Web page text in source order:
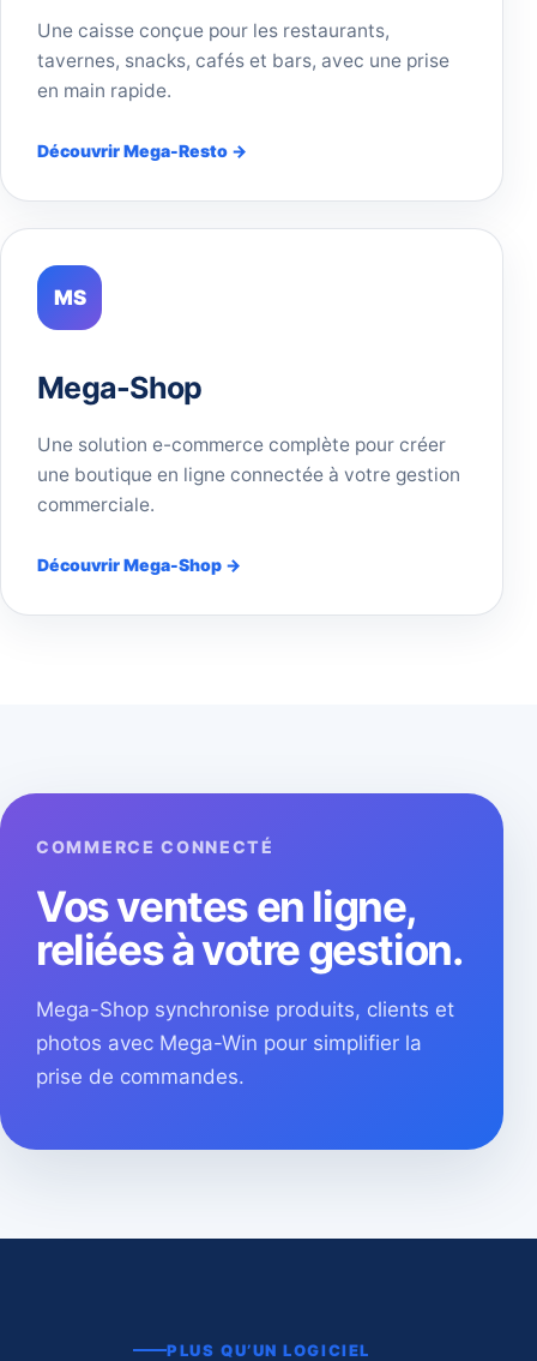
Une caisse conçue pour les restaurants,
tavernes, snacks, cafés et bars, avec une prise
en main rapide.
Découvrir Mega-Resto →
MS
Mega-Shop
Une solution e-commerce complète pour créer
une boutique en ligne connectée à votre gestion
commerciale.
Découvrir Mega-Shop →
COMMERCE CONNECTÉ
Vos ventes en ligne,
reliées à votre gestion.
Mega-Shop synchronise produits, clients et
photos avec Mega-Win pour simplifier la
prise de commandes.
PLUS QU’UN LOGICIEL